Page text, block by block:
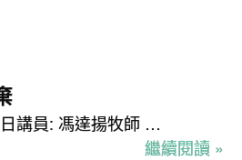
講員: 馮達揚牧師 …
繼續閱讀 »